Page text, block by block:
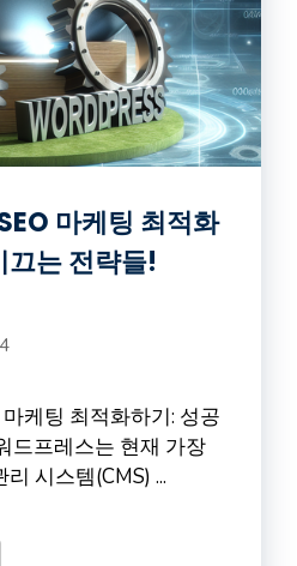
마케팅 최적화
끄는 전략들!
케팅 최적화하기: 성공
드프레스는 현재 가장
시스템(CMS) ...